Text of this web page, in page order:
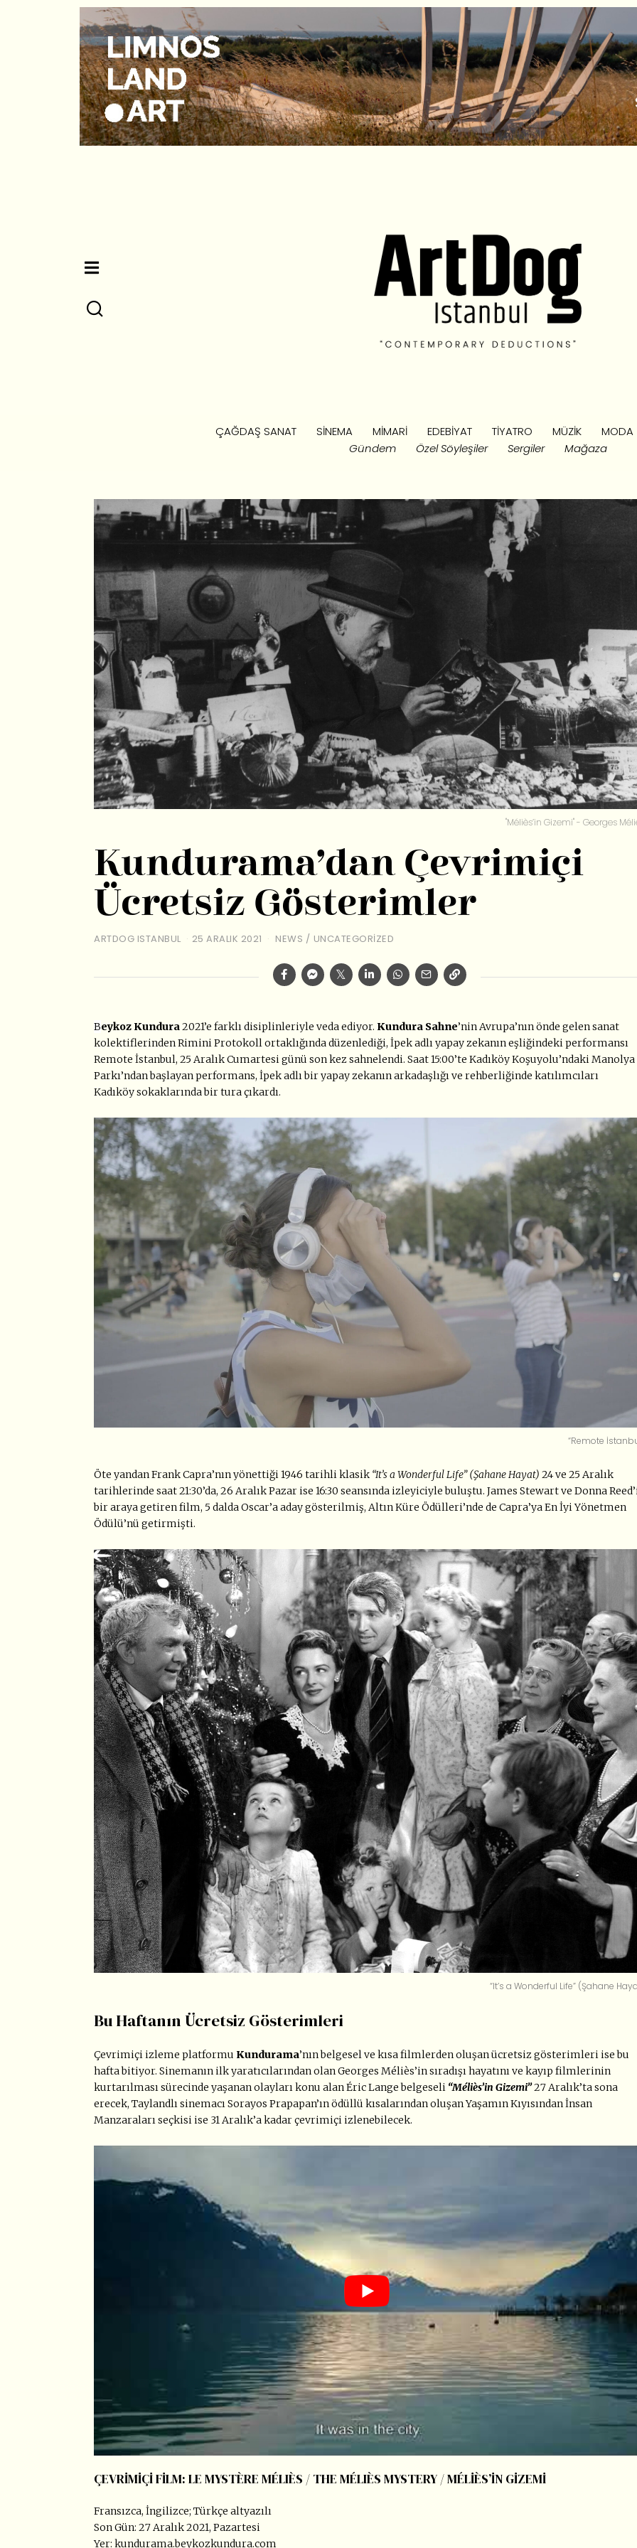
ÇAĞDAŞ SANAT SINEMA MIMARI EDEBIYAT TIYATRO MÜZIK
MODA
Gündem
Özel Söyleşiler Sergiler Mağaza
"Méliès’in Gizemi" - Georges
Kundurama’dan Çevrimiçi
Ücretsiz Gösterimler
ARTDOG ISTANBUL 25 ARALIK 2021 NEWS / UNCATEGORIZED
Beykoz Kundura2021’e farklı disiplinleriyle veda ediyor. Kundura Sahne’nin Avrupa’nın önde gelen sanat
kolektiflerindenRimini Protokollortaklığında düzenlediği, İpek adlı yapay zekanın eşliğindeki performansı
Remote İstanbul, 25 Aralık Cumartesigünü son kez sahnelendi. Saat 15:00’te Kadıköy Koşuyolu’ndaki Manolya
Parkı’ndan başlayan performans, İpek adlı bir yapay zekanın arkadaşlığı ve rehberliğinde katılımcıları
Kadıköy sokaklarında bir tura çıkardı.
“Remote
Öte yandan Frank Capra’nın yönettiği 1946 tarihli klasik “It’s a Wonderful Life” (Şahane Hayat) 24 ve 25 Aralık
tarihlerinde saat 21:30’da, 26 Aralık Pazar ise 16:30 seansında izleyiciyle buluştu. James Stewart ve Donna
bir araya getiren film, 5 dalda Oscar’a aday gösterilmiş, Altın Küre Ödülleri’nde de Capra’ya En İyi Yönetmen
Ödülü’nü getirmişti.
“It’s a Wonderful Life” (Şahane
Bu Haftanın Ücretsiz Gösterimleri
Çevrimiçi izleme platformu Kundurama’nın belgesel ve kısa filmlerden oluşan ücretsiz gösterimleri ise bu
hafta bitiyor. Sinemanın ilk yaratıcılarından olan Georges Méliès’in sıradışı hayatını ve kayıp filmlerinin
kurtarılması sürecinde yaşanan olayları konu alan Éric Lange belgeseli “Méliès’in Gizemi”27 Aralık’ta sona
erecek, Taylandlı sinemacı Sorayos Prapapan’ın ödüllü kısalarından oluşan Yaşamın Kıyısından İnsan
Manzaraları seçkisi ise 31 Aralık’a kadar çevrimiçi izlenebilecek.
ÇEVRİMİÇİ FİLM: LE MYSTÈRE MÉLIÈS / THE MÉLIÈS MYSTERY / MÉLİÈS’İN GİZEMİ
Fransızca, İngilizce; Türkçe altyazılı
Son Gün: 27 Aralık 2021, Pazartesi
Yer: kundurama.beykozkundura.com